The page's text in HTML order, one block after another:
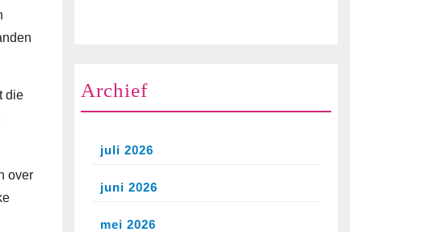
die
over
Archief
juli 2026
juni 2026
mei 2026